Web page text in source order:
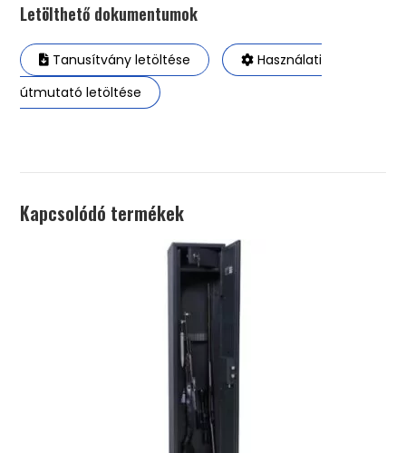
Letölthető dokumentumok
Tanusítvány letöltése
Használati
útmutató letöltése
Kapcsolódó termékek